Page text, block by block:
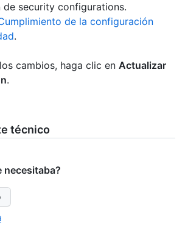
de security configurations.
de la configuración
.
cambios, haga clic en Actualizar
.
técnico
necesitaba?